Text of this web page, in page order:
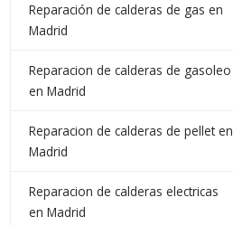
Reparación de calderas de gas en
Madrid
Reparacion de calderas de gasoleo
en Madrid
Reparacion de calderas de pellet en
Madrid
Reparacion de calderas electricas
en Madrid